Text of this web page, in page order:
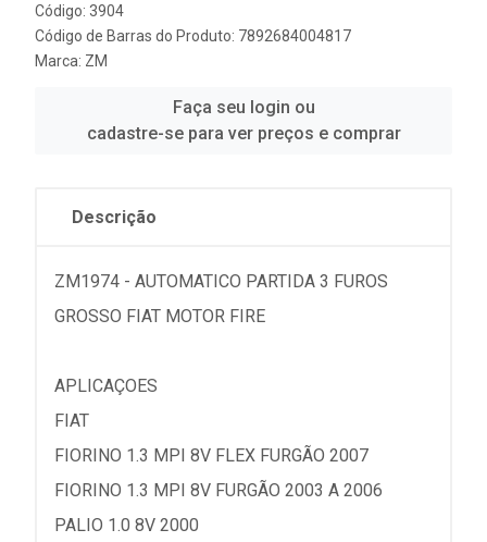
Código: 3904
Código de Barras do Produto: 7892684004817
Marca: ZM
Faça seu login ou
cadastre-se para ver preços e comprar
Descrição
ZM1974 - AUTOMATICO PARTIDA 3 FUROS
GROSSO FIAT MOTOR FIRE
APLICAÇOES
FIAT
FIORINO 1.3 MPI 8V FLEX FURGÃO 2007
FIORINO 1.3 MPI 8V FURGÃO 2003 A 2006
PALIO 1.0 8V 2000